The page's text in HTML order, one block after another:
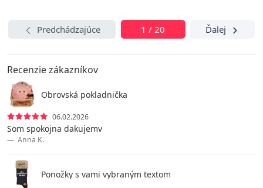
Recenzie zákazníkov
Obrovská pokladnička
06.02.2026
Som spokojna dakujemv
Anna K.
Ponožky s vami vybraným textom
Predchádzajúce 1 / 20 Ďalej